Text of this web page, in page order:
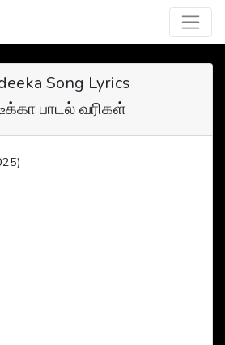
Song Lyrics
பாடல் வரிகள்